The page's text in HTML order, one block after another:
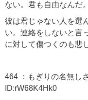
ない。君も自由なんだ。
彼は君じゃない人を選
い。連絡をしないと言
に対して傷つくのも悲
464 ：もぎりの名無し
ID:rW68K4Hk0